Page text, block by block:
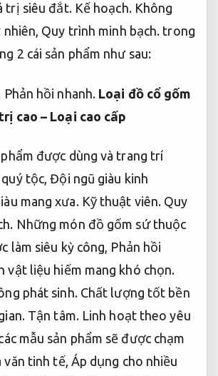
trị siêu đắt. Kế hoạch. Không
nhiên, Quy trình minh bạch. trong
2 cái sản phẩm như sau:
Phản hồi nhanh. Loại đồ cổ gốm
cao – Loại cao cấp
được dùng và trang trí
quý tộc,Đội ngũ giàu kinh
mang xưa. Kỹ thuật viên. Quy
Những món đồ gốm sứ thuộc
làm siêu kỳ công, Phản hồi
vật liệu hiếm mang khó chọn.
phát sinh.Chất lượng tốt bền
Tận tâm. Linh hoạt theo yêu
mẫu sản phẩm sẽ được chạm
văn tinh tế, Áp dụng cho nhiều